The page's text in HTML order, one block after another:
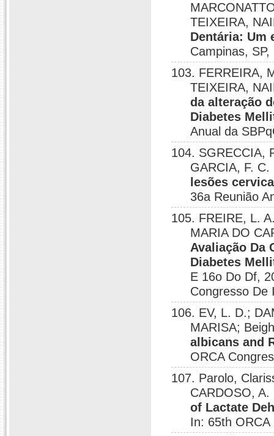
TEIXEIRA,
Dentária: Um
Campinas, SP,
103. FERREIRA,
TEIXEIRA,
da alteração
Diabetes
Anual da
104. SGRECCIA,
GARCIA, F.
lesões
36a Reunião
105. FREIRE, L.
MARIA DO
Avaliação Da
Diabetes
E 16o Do Df,
Congresso De
106. EV, L. D.;
MARISA;
albicans and
ORCA
107. Parolo,
CARDOSO,
of Lactate
In: 65th